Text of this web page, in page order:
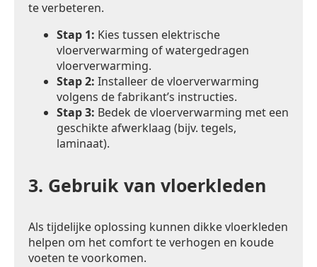
te verbeteren.
Stap 1: Kies tussen elektrische
vloerverwarming of watergedragen
vloerverwarming.
Stap 2: Installeer de vloerverwarming
volgens de fabrikant’s instructies.
Stap 3: Bedek de vloerverwarming met een
geschikte afwerklaag (bijv. tegels,
laminaat).
3. Gebruik van vloerkleden
Als tijdelijke oplossing kunnen dikke vloerkleden
helpen om het comfort te verhogen en koude
voeten te voorkomen.